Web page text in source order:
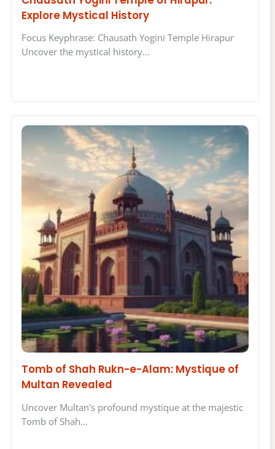
Explore Mystical History
Focus Keyphrase: Chausath Yogini Temple Hirapur
Uncover the mystical history…
Tomb of Shah Rukn-e-Alam: Mystique of
Multan Revealed
Uncover Multan's profound mystique at the majestic
Tomb of Shah…